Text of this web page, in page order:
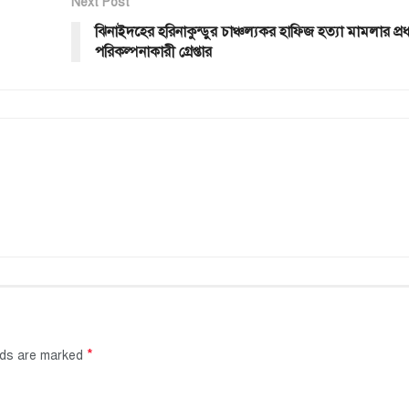
ঝিনাইদহের হরিনাকুন্ডুর চাঞ্চল্যকর হাফিজ হত্যা মামলার
পরিকল্পনাকারী গ্রেপ্তার
are marked *